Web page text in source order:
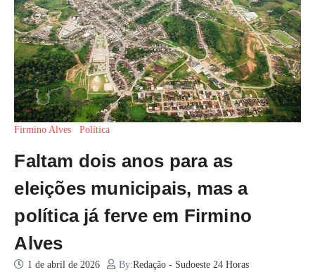
Firmino Alves Política
Faltam dois anos para as
eleições municipais, mas a
política já ferve em Firmino
Alves
1 de abril de 2026 By:Redação - Sudoeste 24 Horas